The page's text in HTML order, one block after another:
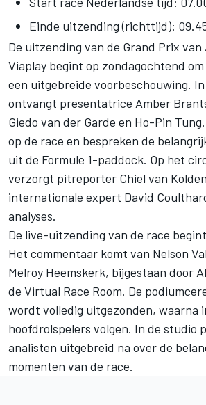
Einde uitzending (richttijd):
De uitzending van de Grand Prix
Viaplay begint op zondagochtend
een uitgebreide voorbeschouwing.
ontvangt presentatrice Amber
Giedo van der Garde en Ho-Pin
op de race en bespreken de
uit de Formule 1-paddock. Op het
verzorgt pitreporter Chiel van
internationale expert David
analyses.
De live-uitzending van de race
Het commentaar komt van Nelson
Melroy Heemskerk, bijgestaan door
de Virtual Race Room. De
wordt volledig uitgezonden, waarna
hoofdrolspelers volgen. In de studio
analisten uitgebreid na over de
momenten van de race.